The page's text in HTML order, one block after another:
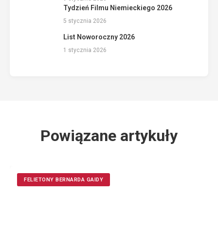
Tydzień Filmu Niemieckiego 2026
5 stycznia 2026
List Noworoczny 2026
1 stycznia 2026
Powiązane artykuły
FELIETONY BERNARDA GAIDY